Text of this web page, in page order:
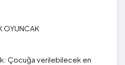
OYUNCAK
Çocuğa verilebilecek en